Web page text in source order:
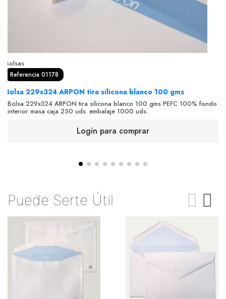
Bolsas
Referencia 01178
Bolsa 229x324 ARPON tira silicona blanco 100 gms
Bolsa 229x324 ARPON tira silicona blanco 100 gms PEFC 100% fondo
interior masa caja 250 uds. embalaje 1000 uds.
Login para comprar
Puede Serte Útil